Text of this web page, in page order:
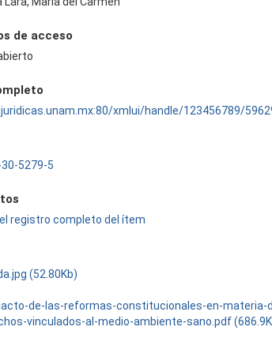
de acceso
xmlui/handle/123456789/
5279-5
registro completo del ítem
(52.80Kb)
de-las-reformas-constitucionales-en-materia-
vinculados-al-medio-ambiente-sano.pdf